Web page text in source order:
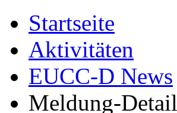
Startseite
Aktivitäten
EUCC-D News
Meldung-Detail